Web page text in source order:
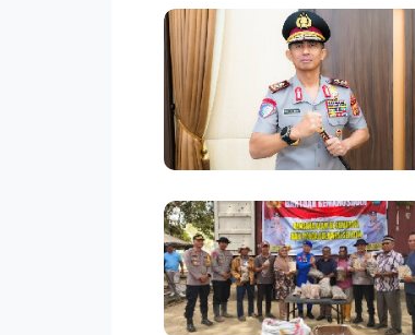
Keputusan memercayakan
baru untuk membangun